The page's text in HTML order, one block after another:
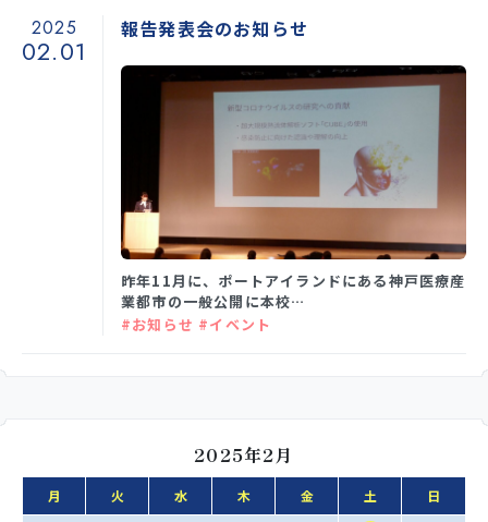
スクールライフ
お問い合わせ
利用規約・免責事項
SNS運用ポリシー 学校いじめ防止基本方針
2025
02.01
報告発表会のお知らせ
昨年11月に、ポートアイランドにある神戸医療産
業都市の一般公開に本校…
#お知らせ #イベント
2025年2月
月 火 水 木 金 土 日